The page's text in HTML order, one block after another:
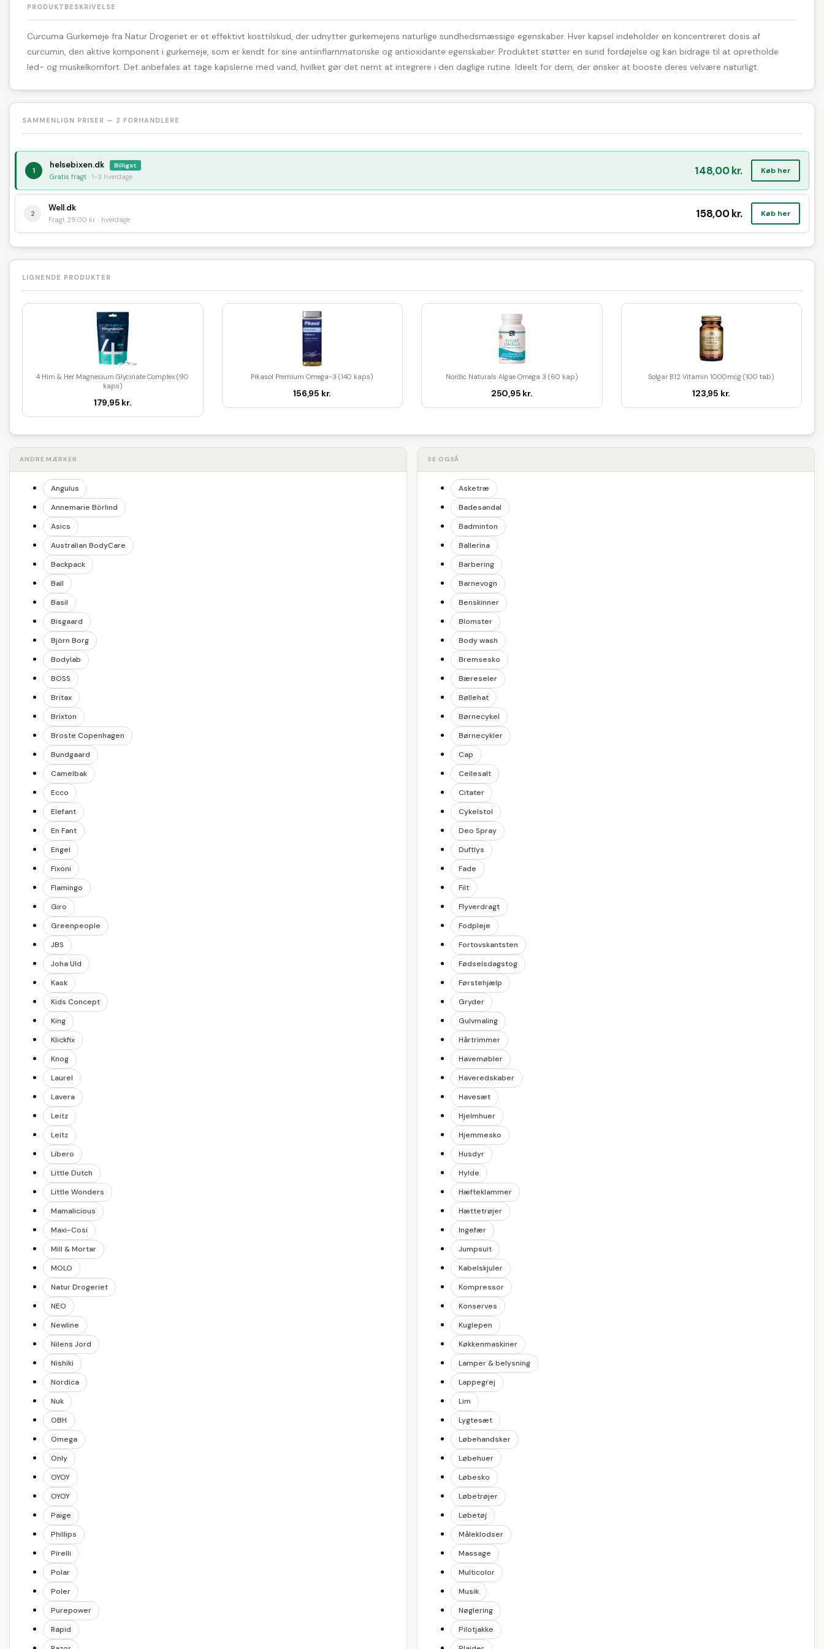
PRODUKTBESKRIVELSE
Curcuma Gurkemeje fra Natur Drogeriet er et effektivt kosttilskud, der udnytter gurkemejens naturlige sundhedsmæssige egenskaber. Hver kapsel indeholder en koncentreret dosis af
curcumin, den aktive komponent i gurkemeje, som er kendt for sine antiinflammatoriske og antioxidante egenskaber. Produktet støtter en sund fordøjelse og kan bidrage til at opretholde
led- og muskelkomfort. Det anbefales at tage kapslerne med vand, hvilket gør det nemt at integrere i den daglige rutine. Ideelt for dem, der ønsker at booste deres velvære naturligt.
SAMMENLIGN PRISER — 2 FORHANDLERE
1
helsebixen.dk Billigst
Gratis fragt · 1-3 hverdage 148,00 kr. Køb her
2
Well.dk
Fragt 29,00 kr. · hverdage 158,00 kr. Køb her
LIGNENDE PRODUKTER
4 Him & Her Magnesium Glycinate Complex (90
kaps)
179,95 kr.
Pikasol Premium Omega-3 (140 kaps)
156,95 kr.
Nordic Naturals Algae Omega 3 (60 kap)
250,95 kr.
Solgar B12 Vitamin 1000mcg (100 tab)
123,95 kr.
ANDRE MÆRKER
Angulus
Annemarie Börlind
Asics
Australian BodyCare
Backpack
Ball
Basil
Bisgaard
Björn Borg
Bodylab
BOSS
Britax
Brixton
Broste Copenhagen
Bundgaard
Camelbak
Ecco
Elefant
En Fant
Engel
Fixoni
Flamingo
Giro
Greenpeople
JBS
Joha Uld
Kask
Kids Concept
King
Klickfix
Knog
Laurel
Lavera
Leitz
Leitz
Libero
Little Dutch
Little Wonders
Mamalicious
Maxi-Cosi
Mill & Mortar
MOLO
Natur Drogeriet
NEO
Newline
Nilens Jord
Nishiki
Nordica
Nuk
OBH
Omega
Only
OYOY
OYOY
Paige
Phillips
Pirelli
Polar
Poler
Purepower
Rapid
SE OGSÅ
Asketræ
Badesandal
Badminton
Ballerina
Barbering
Barnevogn
Benskinner
Blomster
Body wash
Bremsesko
Bæreseler
Bøllehat
Børnecykel
Børnecykler
Cap
Cellesalt
Citater
Cykelstol
Deo Spray
Duftlys
Fade
Filt
Flyverdragt
Fodpleje
Fortovskantsten
Fødselsdagstog
Førstehjælp
Gryder
Gulvmaling
Hårtrimmer
Havemøbler
Haveredskaber
Havesæt
Hjelmhuer
Hjemmesko
Husdyr
Hylde
Hæfteklammer
Hættetrøjer
Ingefær
Jumpsuit
Kabelskjuler
Kompressor
Konserves
Kuglepen
Køkkenmaskiner
Lamper & belysning
Lappegrej
Lim
Lygtesæt
Løbehandsker
Løbehuer
Løbesko
Løbetrøjer
Løbetøj
Måleklodser
Massage
Multicolor
Musik
Nøglering
Pilotjakke